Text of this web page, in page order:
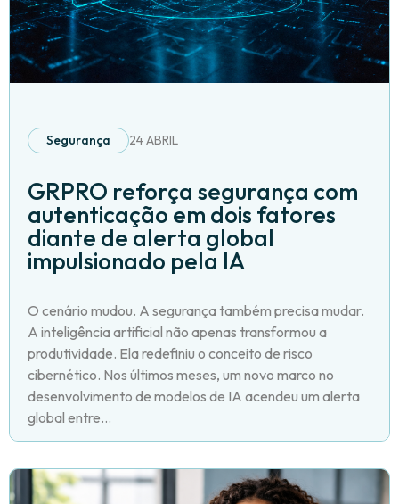
Segurança 24 ABRIL
GRPRO reforça segurança com
autenticação em dois fatores
diante de alerta global
impulsionado pela IA
O cenário mudou. A segurança também precisa mudar.
A inteligência artificial não apenas transformou a
produtividade. Ela redefiniu o conceito de risco
cibernético. Nos últimos meses, um novo marco no
desenvolvimento de modelos de IA acendeu um alerta
global entre...